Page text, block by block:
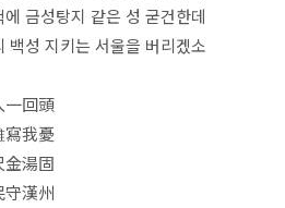
금성탕지 같은 성 굳건한데
백성 지키는 서울을 버리겠소
一回頭
寫我憂
金湯固
守漢州